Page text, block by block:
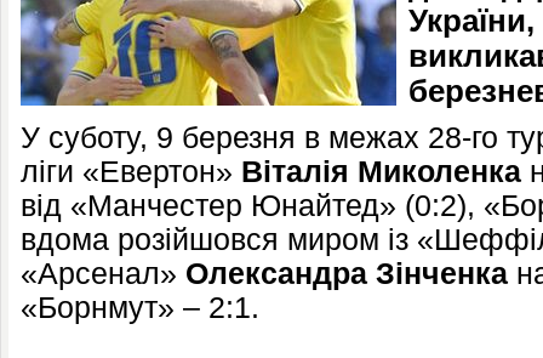
У суботу, 9 березня в межах 28-го
ліги «Евертон» Віталія Миколенка
від «Манчестер Юнайтед» (0:2),
вдома розійшовся миром із
«Арсенал» Олександра Зінченка
«Борнмут» – 2:1.